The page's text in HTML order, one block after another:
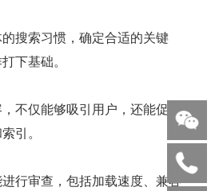
搜索习惯，确定合适的关键
下基础。
不仅能够吸引用户，还能促进
引。
行审查，包括加载速度、兼容